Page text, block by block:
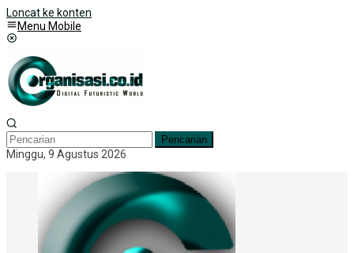
Loncat ke konten
Menu Mobile
Pencarian
Minggu, 9 Agustus 2026